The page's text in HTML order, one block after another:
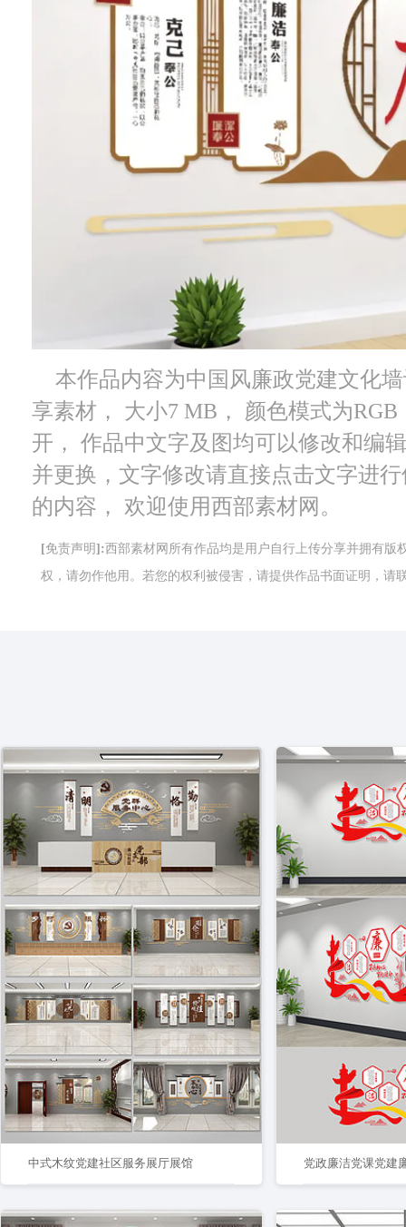
本作品内容为中国风廉政党建文化
享素材， 大小7 MB， 颜色模式为
开， 作品中文字及图均可以修改和编
并更换，文字修改请直接点击文字进
的内容， 欢迎使用西部素材网。
[免责声明]:西部素材网所有作品均是用户自行上传分享并拥有版
权，请勿作他用。若您的权利被侵害，请提供作品书面证明，请
中式木纹党建社区服务展厅展馆